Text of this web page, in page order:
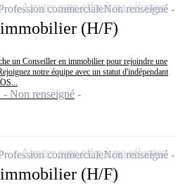
(H/F)
un Conseiller en immobilier pour rejoindre une
notre équipe avec un statut d'indépendant
Non renseigné
commercialeNon renseigné
Ajouter cette offre à ma sélection
(H/F)
commercialeNon renseigné
Ajouter cette offre à ma sélection